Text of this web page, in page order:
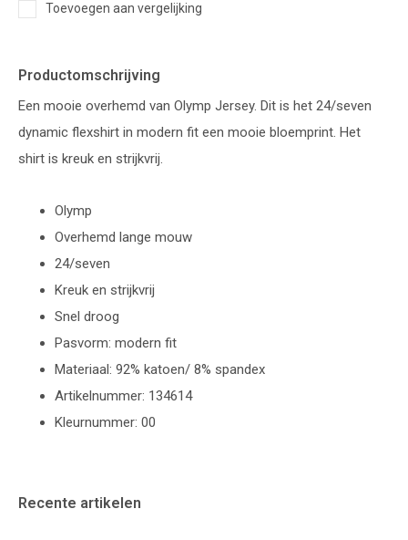
Toevoegen aan vergelijking
Productomschrijving
Een mooie overhemd van Olymp Jersey. Dit is het 24/seven
dynamic flexshirt in modern fit een mooie bloemprint. Het
shirt is kreuk en strijkvrij.
Olymp
Overhemd lange mouw
24/seven
Kreuk en strijkvrij
Snel droog
Pasvorm: modern fit
Materiaal: 92% katoen/ 8% spandex
Artikelnummer: 134614
Kleurnummer: 00
Recente artikelen